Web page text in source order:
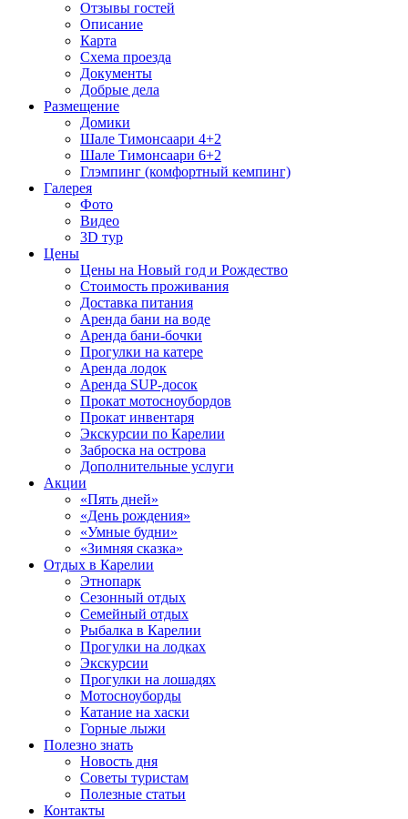
Отзывы гостей
Описание
Карта
Схема проезда
Документы
Добрые дела
Размещение
Домики
Шале Тимонсаари 4+2
Шале Тимонсаари 6+2
Глэмпинг (комфортный кемпинг)
Галерея
Фото
Видео
3D тур
Цены
Цены на Новый год и Рождество
Стоимость проживания
Доставка питания
Аренда бани на воде
Аренда бани-бочки
Прогулки на катере
Аренда лодок
Аренда SUP-досок
Прокат мотосноубордов
Прокат инвентаря
Экскурсии по Карелии
Заброска на острова
Дополнительные услуги
Акции
«Пять дней»
«День рождения»
«Умные будни»
«Зимняя сказка»
Отдых в Карелии
Этнопарк
Сезонный отдых
Семейный отдых
Рыбалка в Карелии
Прогулки на лодках
Экскурсии
Прогулки на лошадях
Мотосноуборды
Катание на хаски
Горные лыжи
Полезно знать
Новость дня
Советы туристам
Полезные статьи
Контакты